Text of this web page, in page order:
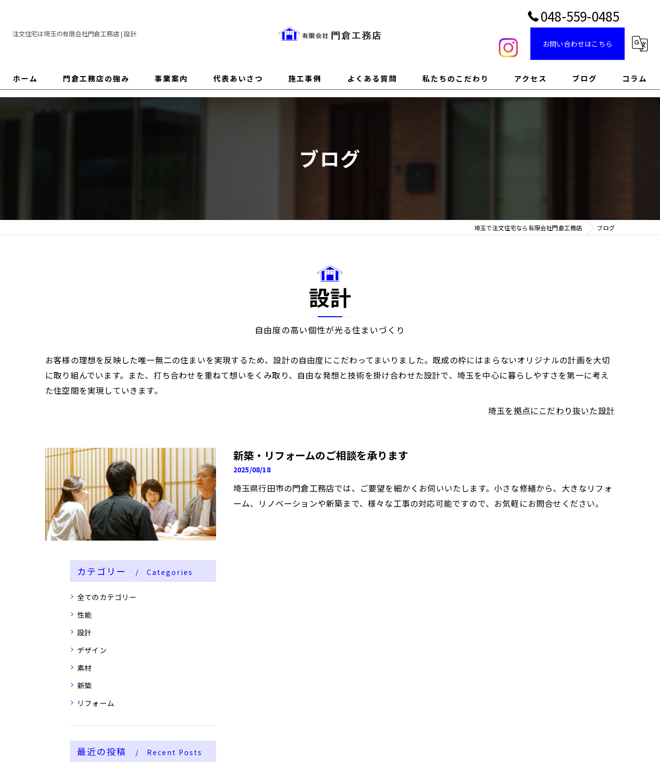
注文住宅は埼玉の有限会社門倉工務店 | 設計
048-559-0485
お問い合わせはこちら
ホーム 門倉工務店の強み 事業案内 代表あいさつ 施工事例 よくある質問 私たちのこだわり
リフォームのこだわり
アクセス ブログ コラム
ブログ
埼玉で注文住宅なら有限会社門倉工務店 ブログ
設計
自由度の高い個性が光る住まいづくり
お客様の理想を反映した唯一無二の住まいを実現するため、設計の自由度にこだわってまいりました。既成の枠にはまらないオリジナルの計画を大切
に取り組んでいます。また、打ち合わせを重ねて想いをくみ取り、自由な発想と技術を掛け合わせた設計で、埼玉を中心に暮らしやすさを第一に考え
た住空間を実現していきます。
埼玉を拠点にこだわり抜いた設計
新築・リフォームのご相談を承ります
2025/08/18
埼玉県行田市の門倉工務店では、ご要望を細かくお伺いいたします。小さな修繕から、大きなリフォ
ーム、リノベーションや新築まで、様々な工事の対応可能ですので、お気軽にお問合せください。
カテゴリー Categories
全てのカテゴリー
性能
設計
デザイン
素材
新築
リフォーム
最近の投稿 Recent Posts